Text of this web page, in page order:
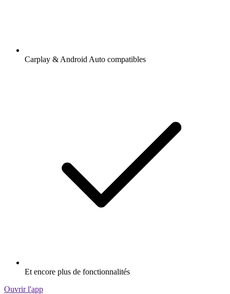
Carplay & Android Auto compatibles
Et encore plus de fonctionnalités
Ouvrir l'app